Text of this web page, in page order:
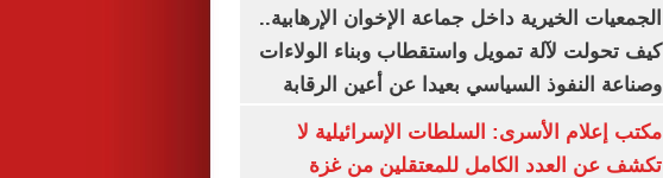
الجمعيات الخيرية داخل جماعة الإخوان الإرهابية..
كيف تحولت لآلة تمويل واستقطاب وبناء الولاءات
وصناعة النفوذ السياسي بعيدا عن أعين الرقابة
مكتب إعلام الأسرى: السلطات الإسرائيلية لا
تكشف عن العدد الكامل للمعتقلين من غزة